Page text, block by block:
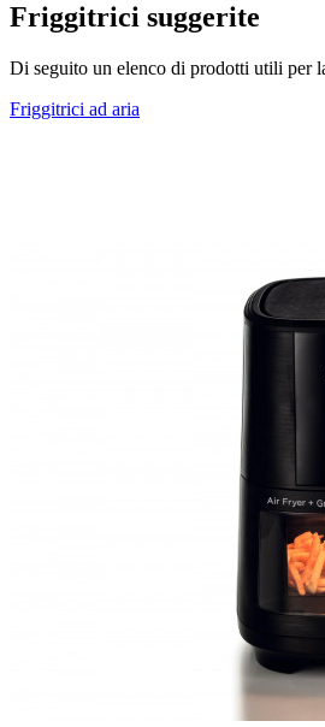
Friggitrici suggerite
Di seguito un elenco di prodotti utili per
Friggitrici ad aria